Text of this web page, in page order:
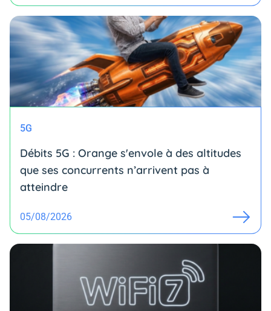
5G
Débits 5G : Orange s'envole à des altitudes
que ses concurrents n’arrivent pas à
atteindre
05/08/2026